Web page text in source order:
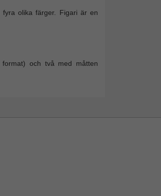
olika färger. Figari är en
och två med måtten